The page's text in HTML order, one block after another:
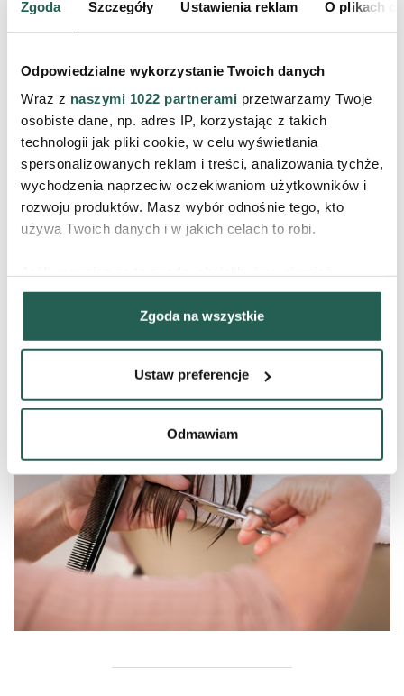
Zgoda Szczegóły Ustawienia reklam O plikach
Odpowiedzialne wykorzystanie Twoich danych
Wraz z naszymi 1022 partnerami przetwarzamy Twoje
osobiste dane, np. adres IP, korzystając z takich
technologii jak pliki cookie, w celu wyświetlania
spersonalizowanych reklam i treści, analizowania tychże,
wychodzenia naprzeciw oczekiwaniom użytkowników i
rozwoju produktów. Masz wybór odnośnie tego, kto
używa Twoich danych i w jakich celach to robi.
Gromadzić dane dotyczące Twojej lokalizacji
geograficznej z dokładnością nawet do kilku metrów
Identyfikować Twoje urządzenie, aktywnie analizując
czyli wirtualny odcisk palca)
Dowiedz się więcej odnośnie tego, jak Twoje osobiste
dane są przetwarzane oraz ustaw własne preferencje w
zmienić lub wycofać swoją zgodę w dowolnej chwili.
Wykorzystujemy pliki cookie do wybranych treści i
reklam, aby oferować Ci funkcje społecznościowe i
analizować ruch w naszych witrynach. Informacje o tym,
jak korzystać z naszej aplikacji, udostępniania
społecznościowego, dostępnego w aplikacji. Partnerzy
mogą udostępniać te informacje z innych urządzeń
korzystania z ich usług.
Zgoda na wszystkie
Ustaw preferencje
Odmawiam
mieszków włosowych, ale ma ogromny wpływ na
wygląd i kondycję kosmyków podczas ich
zapuszczania.
Z czasem końcówki włosów stają się osłabione i
wykruszają się. To sprawia, że fryzura wygląda na
cieńszą, mniej zadbaną, a efekt długich włosów jest
trudniejszy do osiągnięcia. Usuwając te zniszczone
fragmenty, zapobiegasz dalszemu rozdwajaniu się
uszkodzeniami.Dzięki temu pasma stają się
mocniejsze, gładkie i optycznie szybciej się
wydłużają.